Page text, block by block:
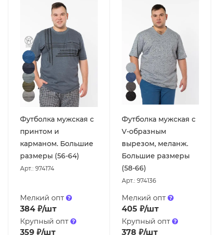
Футболка мужская с
принтом и
карманом. Большие
размеры (56-64)
Арт.: 974174
Мелкий опт
384 ₽/шт
Крупный опт
359 ₽/шт
Футболка мужская с
V-образным
вырезом, меланж.
Большие размеры
(58-66)
Арт.: 974136
Мелкий опт
405 ₽/шт
Крупный опт
378 ₽/шт